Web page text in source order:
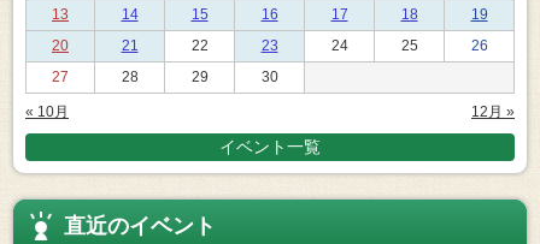
13
14 15 16 17 18
19
20
21 22 23 24 25
26
27
28 29 30
« 10月 12月 »
イベント一覧
直近のイベント